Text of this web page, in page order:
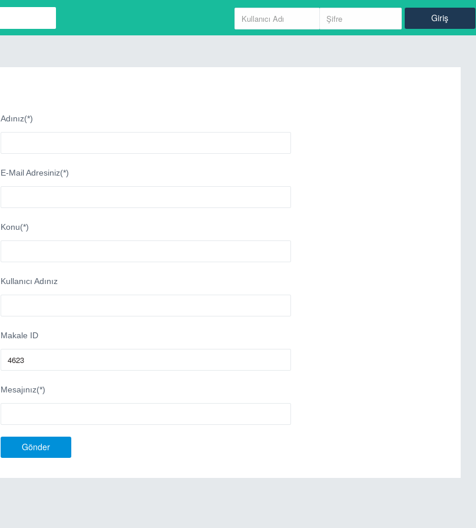
Giriş
Adınız(*)
E-Mail Adresiniz(*)
Konu(*)
Kullanıcı Adınız
Makale ID
Mesajınız(*)
Gönder